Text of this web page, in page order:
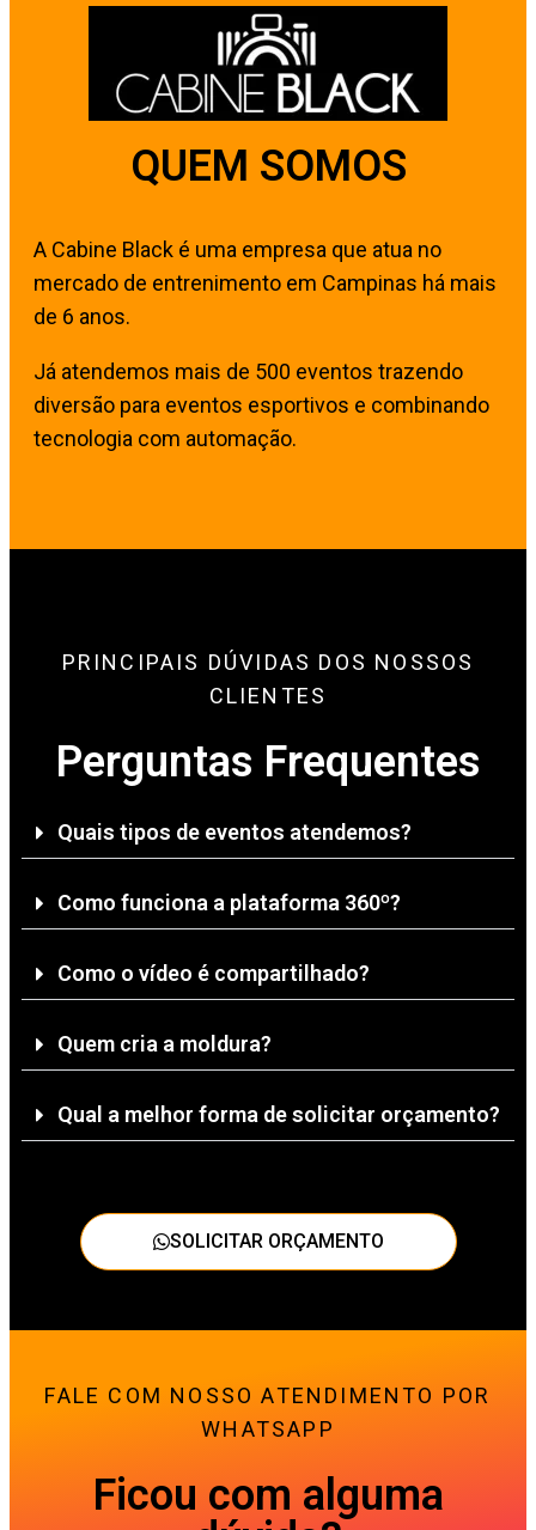
QUEM SOMOS
A Cabine Black é uma empresa que atua no
mercado de entrenimento em Campinas há mais
de 6 anos.
Já atendemos mais de 500 eventos trazendo
diversão para eventos esportivos e combinando
tecnologia com automação.
PRINCIPAIS DÚVIDAS DOS NOSSOS
CLIENTES
Perguntas Frequentes
Quais tipos de eventos atendemos?
Como funciona a plataforma 360º?
Como o vídeo é compartilhado?
Quem cria a moldura?
Qual a melhor forma de solicitar orçamento?
SOLICITAR ORÇAMENTO
FALE COM NOSSO ATENDIMENTO POR
WHATSAPP
Ficou com alguma